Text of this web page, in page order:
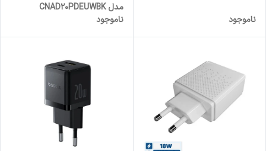
ناموجود
مدل CNAD20PDEUWBK
ناموجود